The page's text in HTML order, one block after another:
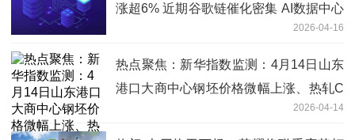
涨超6% 近期谷歌链催化密集 AI数据中心
2026-04-16
热点聚焦：新华指数监测：4月14日山东
港口大商中心钢坯价格微幅上涨、热轧C
2026-04-14